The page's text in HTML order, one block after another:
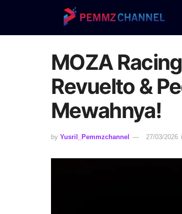
MOZA
Revuelto &
Mewahnya!
by Yusril_Pemmzchannel 27/03/2026